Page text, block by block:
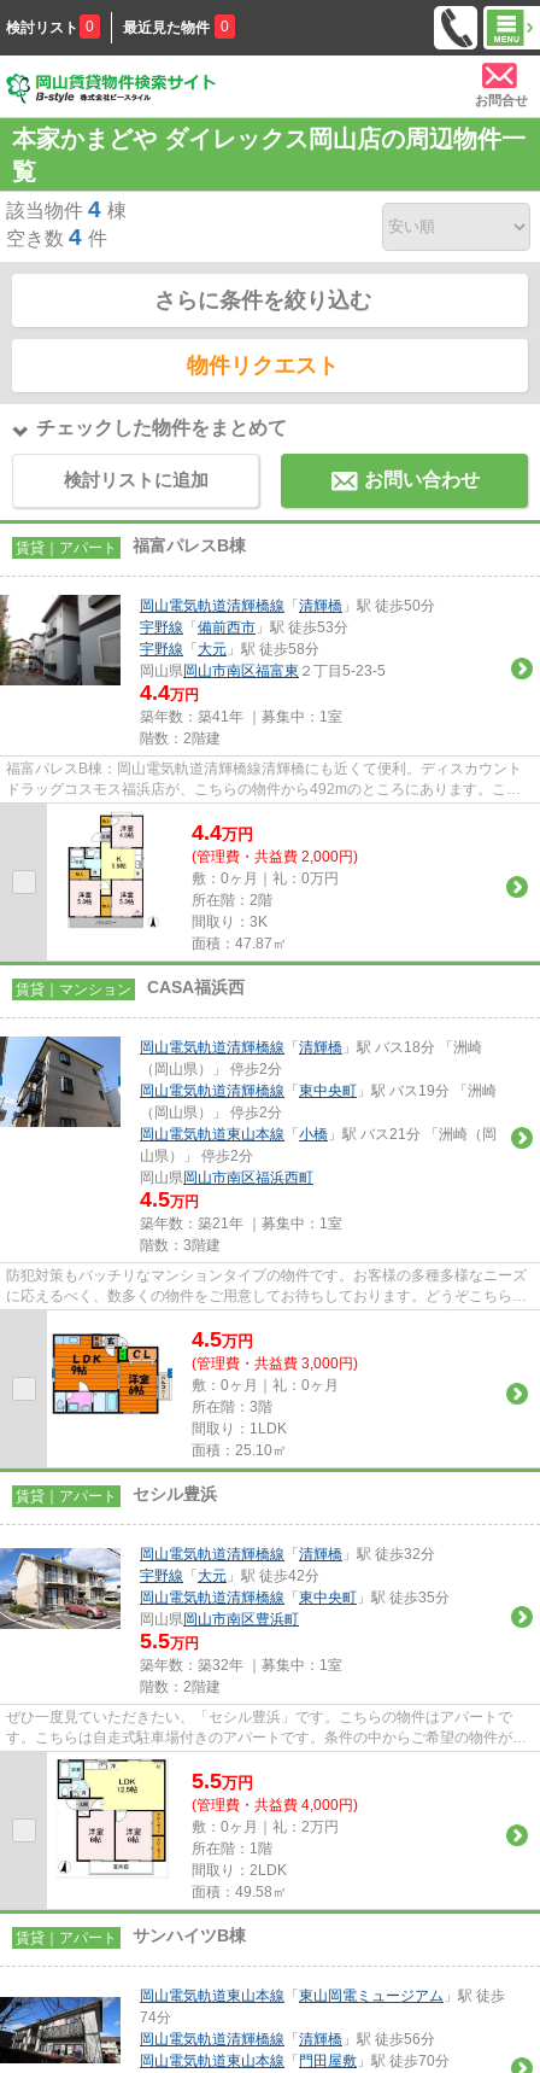
検討リスト 0 最近見た物件 0
お問合せ
本家かまどや ダイレックス岡山店の周辺物件一
覧
該当物件 4 棟
空き数 4 件
さらに条件を絞り込む
物件リクエスト
チェックした物件をまとめて
検討リストに追加 お問い合わせ
賃貸｜アパート 福富パレスB棟
岡山電気軌道清輝橋線 「 清輝橋 」駅 徒歩50分
宇野線 「 備前西市 」駅 徒歩53分
宇野線 「 大元 」駅 徒歩58分
岡山県岡山市南区福富東 ２丁目5-23-5
4.4万円
築年数：築41年 ｜募集中： 1室
階数：2階建
福富パレスB棟：岡山電気軌道清輝橋線清輝橋にも近くて便利。ディスカウント
ドラッグコスモス福浜店が、こちらの物件から492mのところにあります。こち
らの物件はアパートです。最上階...
4.4万円
(管理費・共益費 2,000円)
敷：0ヶ月｜礼：0万円
所在階：2階
間取り：3K
面積：47.87㎡
賃貸｜マンション CASA福浜西
岡山電気軌道清輝橋線 「 清輝橋 」駅 バス18分 「洲崎
（岡山県）」 停歩2分
岡山電気軌道清輝橋線 「 東中央町 」駅 バス19分 「洲崎
（岡山県）」 停歩2分
岡山電気軌道東山本線 「 小橋 」駅 バス21分 「洲崎（岡
山県）」 停歩2分
岡山県岡山市南区福浜西町
4.5万円
築年数：築21年 ｜募集中： 1室
階数：3階建
防犯対策もバッチリなマンションタイプの物件です。お客様の多種多様なニーズ
に応えるべく、数多くの物件をご用意してお待ちしております。どうぞこちらか
4.5万円
(管理費・共益費 3,000円)
敷：0ヶ月｜礼：0ヶ月
所在階：3階
間取り：1LDK
面積：25.10㎡
賃貸｜アパート セシル豊浜
岡山電気軌道清輝橋線 「 清輝橋 」駅 徒歩32分
宇野線 「 大元 」駅 徒歩42分
岡山電気軌道清輝橋線 「 東中央町 」駅 徒歩35分
岡山県岡山市南区豊浜町
5.5万円
築年数：築32年 ｜募集中： 1室
階数：2階建
ぜひ一度見ていただきたい、「セシル豊浜」です。こちらの物件はアパートで
す。こちらは自走式駐車場付きのアパートです。条件の中からご希望の物件が見
つからない場合は、当社スタッ...
5.5万円
(管理費・共益費 4,000円)
敷：0ヶ月｜礼：2万円
所在階：1階
間取り：2LDK
面積：49.58㎡
賃貸｜アパート サンハイツB棟
岡山電気軌道東山本線 「 東山岡電ミュージアム 」駅 徒歩
74分
岡山電気軌道清輝橋線 「 清輝橋 」駅 徒歩56分
岡山電気軌道東山本線 「 門田屋敷 」駅 徒歩70分